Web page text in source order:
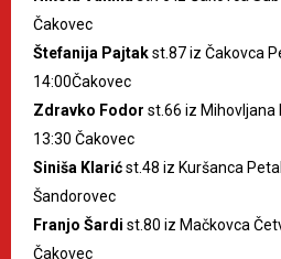
Čakovec
Štefanija Pajtakst.87 iz Čakovca
14:00Čakovec
Zdravko Fodor st.66 iz Mihovljana
13:30 Čakovec
Siniša Klarićst.48 iz Kuršanca
Šandorovec
Franjo Šardi st.80 iz Mačkovca
Čakovec